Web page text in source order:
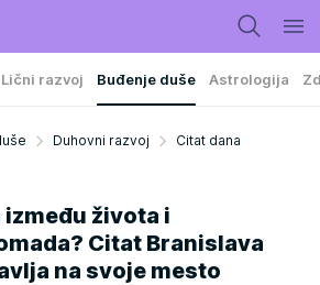
Lični razvoj Buđenje duše Astrologija
Duhovni razvoj
Citat dana
između života i
Citat Branislava
na svoje mesto